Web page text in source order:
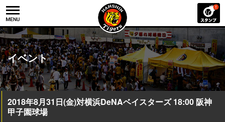
イベント
2018年8月31日(金)対横浜DeNAベイスターズ 18:00 阪神
甲子園球場